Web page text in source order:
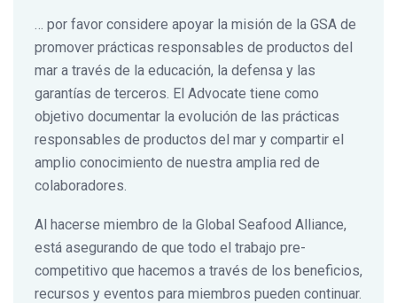
… por favor considere apoyar la misión de la GSA de
promover prácticas responsables de productos del
mar a través de la educación, la defensa y las
garantías de terceros. El Advocate tiene como
objetivo documentar la evolución de las prácticas
responsables de productos del mar y compartir el
amplio conocimiento de nuestra amplia red de
colaboradores.
Al hacerse miembro de la Global Seafood Alliance,
está asegurando de que todo el trabajo pre-
competitivo que hacemos a través de los beneficios,
recursos y eventos para miembros pueden continuar.